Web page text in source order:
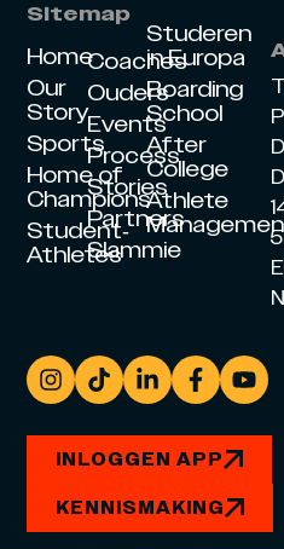
Sitemap
Home
Our
Story
Sports
Home of
Champions
Student-
Athletes
Coaches
Ouders
Events
Process
Stories
Partners
Slammie
Studeren
in Europa
Boarding
School
After
College
Athlete
INLOGGEN APP
KENNISMAKING